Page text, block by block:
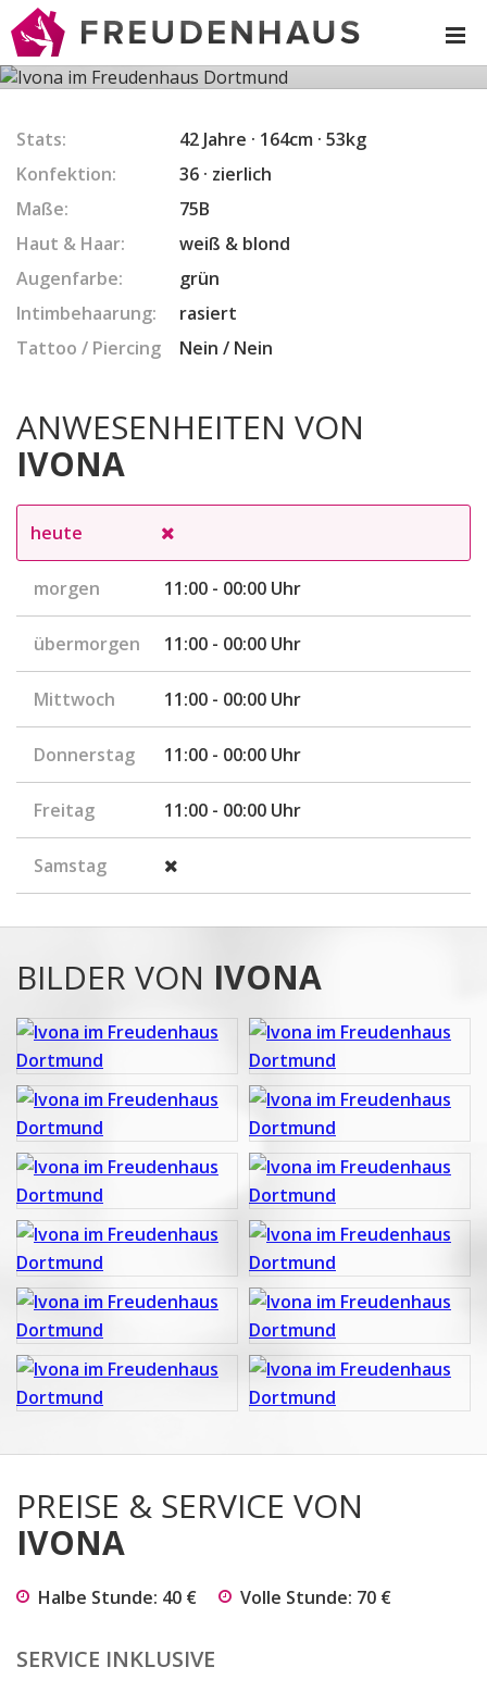
IVONA
Stats:
42 Jahre · 164cm · 53kg
Konfektion:
36 · zierlich
Maße:
75B
Haut & Haar:
weiß & blond
Augenfarbe:
grün
Intimbehaarung:
rasiert
Tattoo / Piercing
Nein / Nein
ANWESENHEITEN VON
IVONA
heute
morgen 11:00 - 00:00 Uhr
übermorgen 11:00 - 00:00 Uhr
Mittwoch 11:00 - 00:00 Uhr
Donnerstag 11:00 - 00:00 Uhr
Freitag 11:00 - 00:00 Uhr
Samstag
BILDER VON IVONA
PREISE & SERVICE VON
IVONA
Halbe Stunde: 40 € Volle Stunde: 70 €
SERVICE INKLUSIVE